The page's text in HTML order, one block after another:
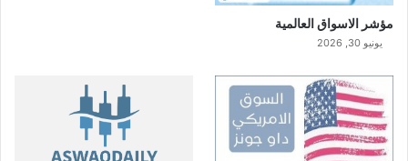
مؤشر الاسواق العالمية
يونيو 30, 2026